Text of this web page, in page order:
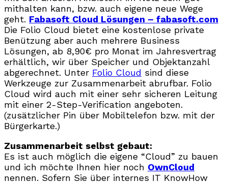
mithalten kann, bzw. auch eigene neue Wege
geht. Fabasoft Cloud Lösungen – fabasoft.com
Die Folio Cloud bietet eine kostenlose private
Benützung aber auch mehrere Business
Lösungen, ab 8,90€ pro Monat im Jahresvertrag
erhältlich, wir über Speicher und Objektanzahl
abgerechnet. Unter Folio Cloud sind diese
Werkzeuge zur Zusammenarbeit abrufbar. Folio
Cloud wird auch mit einer sehr sicheren Leitung
mit einer 2-Step-Verification angeboten.
(zusätzlicher Pin über Mobiltelefon bzw. mit der
Bürgerkarte.)
Zusammenarbeit selbst gebaut:
Es ist auch möglich die eigene “Cloud” zu bauen
und ich möchte Ihnen hier noch OwnCloud
nennen. Sofern Sie über internes IT KnowHow